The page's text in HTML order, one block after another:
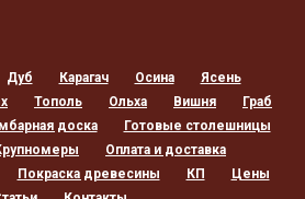
Дуб Карагач Осина
Ясень
Тополь Ольха Вишня
Граб
доска
Готовые столешницы
Оплата и доставка
Покраска древесины КП
Цены